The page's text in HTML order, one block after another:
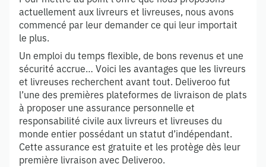
actuellement aux livreurs et livreuses, nous avons
commencé par leur demander ce qui leur importait
le plus.
Un emploi du temps flexible, de bons revenus et une
sécurité accrue… Voici les avantages que les livreurs
et livreuses recherchent avant tout. Deliveroo fut
l’une des premières plateformes de livraison de plats
à proposer une assurance personnelle et
responsabilité civile aux livreurs et livreuses du
monde entier possédant un statut d’indépendant.
Cette assurance est gratuite et les protège dès leur
première livraison avec Deliveroo.